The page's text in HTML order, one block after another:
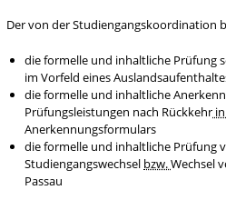
Der von der Studiengangskoordination
die formelle und inhaltliche Prüfung
im Vorfeld eines
die formelle und inhaltliche
Prüfungsleistungen nach Rückkehr
Anerkennungsformulars
die formelle und inhaltliche Prüfung
Studiengangswechsel bzw.Wechsel
Passau